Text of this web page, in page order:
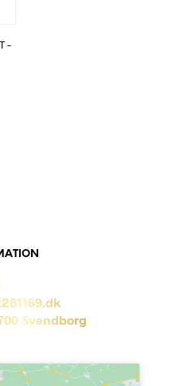
–
Svendborg